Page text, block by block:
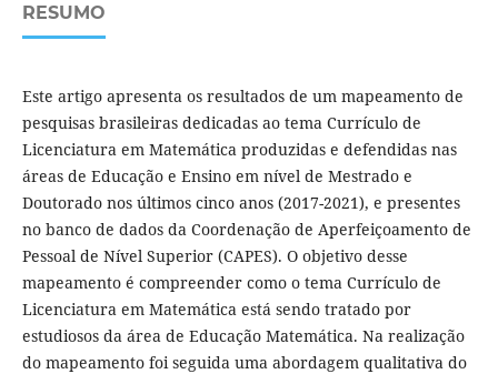
RESUMO
Este artigo apresenta os resultados de um mapeamento de
pesquisas brasileiras dedicadas ao tema Currículo de
Licenciatura em Matemática produzidas e defendidas nas
áreas de Educação e Ensino em nível de Mestrado e
Doutorado nos últimos cinco anos (2017-2021), e presentes
no banco de dados da Coordenação de Aperfeiçoamento de
Pessoal de Nível Superior (CAPES). O objetivo desse
mapeamento é compreender como o tema Currículo de
Licenciatura em Matemática está sendo tratado por
estudiosos da área de Educação Matemática. Na realização
do mapeamento foi seguida uma abordagem qualitativa do